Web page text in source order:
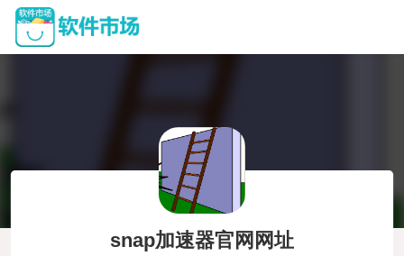
snap加速器官网网址